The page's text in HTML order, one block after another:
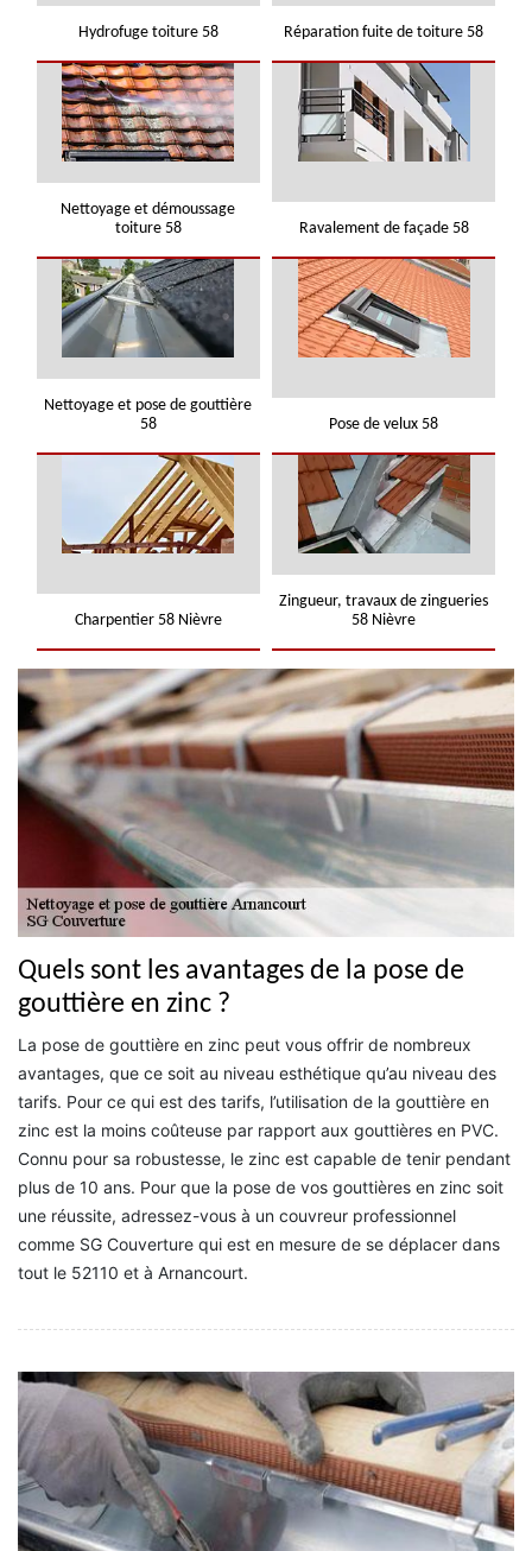
Hydrofuge toiture 58 Réparation fuite de toiture 58
Nettoyage et démoussage
toiture 58
Ravalement de façade 58
Nettoyage et pose de gouttière
58
Pose de velux 58
Charpentier 58 Nièvre
Zingueur, travaux de zingueries
58 Nièvre
Quels sont les avantages de la pose de
gouttière en zinc ?
La pose de gouttière en zinc peut vous offrir de nombreux
avantages, que ce soit au niveau esthétique qu’au niveau des
tarifs. Pour ce qui est des tarifs, l’utilisation de la gouttière en
zinc est la moins coûteuse par rapport aux gouttières en PVC.
Connu pour sa robustesse, le zinc est capable de tenir pendant
plus de 10 ans. Pour que la pose de vos gouttières en zinc soit
une réussite, adressez-vous à un couvreur professionnel
comme SG Couverture qui est en mesure de se déplacer dans
tout le 52110 et à Arnancourt.